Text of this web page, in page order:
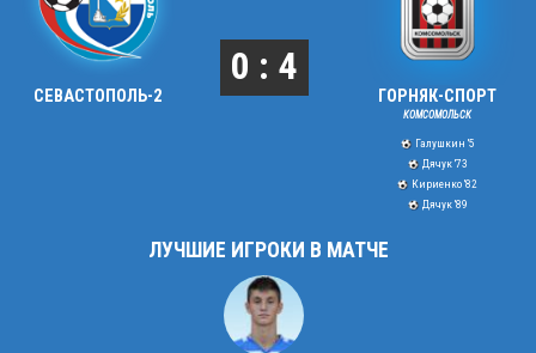
СЕВАСТОПОЛЬ-2
0 : 4
ГОРНЯК-СПОРТ
КОМСОМОЛЬСК
Галушкин '5
Дячук '73
Кириенко '82
Дячук '89
ЛУЧШИЕ ИГРОКИ В МАТЧЕ